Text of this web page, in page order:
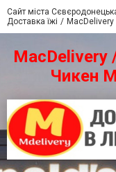
Сайт міста
Доставка їжі
MacDelivery
Чикен